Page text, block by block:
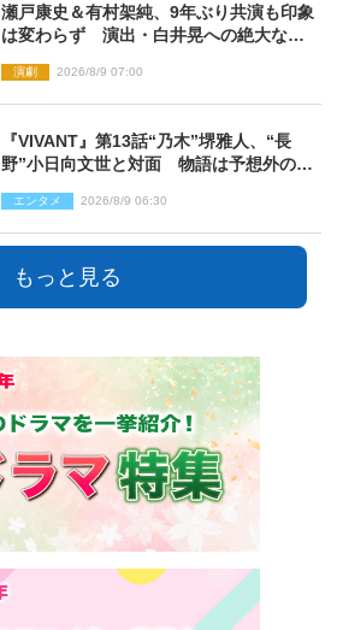
瀬戸康史＆有村架純、9年ぶり共演も印象
は変わらず 演出・白井晃への絶大なる
演劇 2026/8/9 07:00
『VIVANT』第13話“乃木”堺雅人、“長
野”小日向文世と対面 物語は予想外の展
エンタメ 2026/8/9 06:30
もっと見る